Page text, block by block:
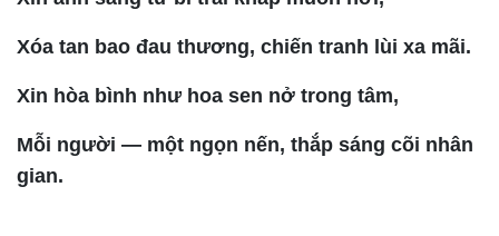
Xóa tan bao đau thương, chiến tranh lùi xa mãi.
Xin hòa bình như hoa sen nở trong tâm,
Mỗi người — một ngọn nến, thắp sáng cõi nhân
gian.